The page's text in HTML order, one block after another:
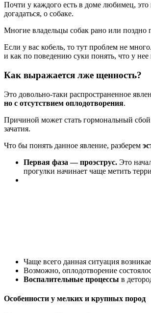
Почти у каждого есть в доме любимец,
догадаться, о собаке.
Многие владельцы собак рано или поздно
Если у вас кобель, то тут проблем не
и как по поведению суки понять, что у
Как выражается лже щенность?
Это довольно-таки распространенное
но с отсутствием оплодотворения.
Причиной может стать гормональный
зачатия.
Что бы понять данное явление, разберем
Первая фаза — проэструс. Это
прогулки начинает чаще метить
Чаще всего данная ситуация
Возможно, оплодотворение
Воспалительные процессы в
Особенности у мелких и крупных пород